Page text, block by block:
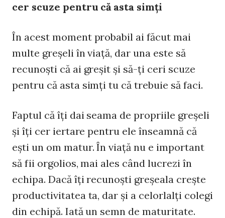
cer scuze pentru că asta simţi
În acest moment probabil ai făcut mai
multe greşeli în viaţă, dar una este să
recunoşti că ai greşit şi să-ţi ceri scuze
pentru că asta simţi tu că trebuie să faci.
Faptul că îţi dai seama de propriile greşeli
şi îţi cer iertare pentru ele înseamnă că
eşti un om matur. În viaţă nu e important
să fii orgolios, mai ales când lucrezi în
echipa. Dacă îţi recunoşti greşeala creşte
productivitatea ta, dar şi a celorlalţi colegi
din echipă. Iată un semn de maturitate.